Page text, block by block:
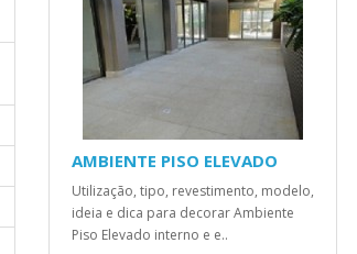
AMBIENTE PISO ELEVADO
Utilização, tipo, revestimento, modelo,
ideia e dica para decorar Ambiente
Piso Elevado interno e e..